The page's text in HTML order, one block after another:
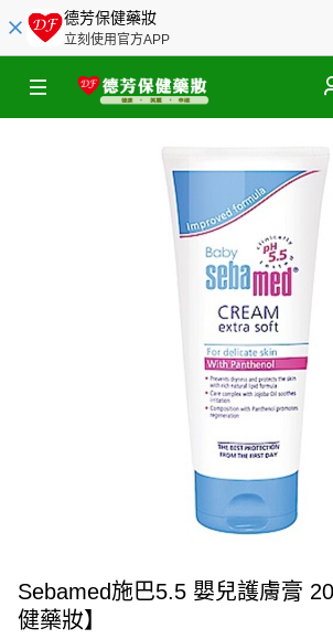
德芳保健藥妝
立刻使用官方APP
Sebamed施巴5.5 嬰兒護膚膏
健藥妝】